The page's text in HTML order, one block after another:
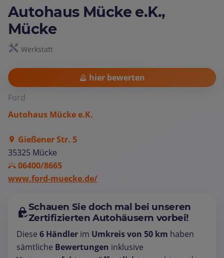
Autohaus Mücke e.K.,
Mücke
Werkstatt
hier bewerten
Ford
Autohaus Mücke e.K.
Gießener Str. 5
35325 Mücke
06400/8665
www.ford-muecke.de/
Schauen Sie doch mal bei unseren
Zertifizierten Autohäusern vorbei!
Diese 6 Händler im Umkreis von 50 km haben
sämtliche Bewertungen inklusive